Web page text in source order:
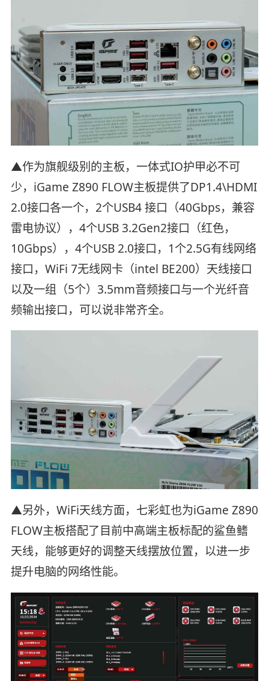
▲作为旗舰级别的主板，一体式IO护甲必不可
少，iGame Z890 FLOW主板提供了DP1.4\HDMI
2.0接口各一个，2个USB4 接口（40Gbps，兼容
雷电协议），4个USB 3.2Gen2接口（红色，
10Gbps），4个USB 2.0接口，1个2.5G有线网络
接口，WiFi 7无线网卡（intel BE200）天线接口
以及一组（5个）3.5mm音频接口与一个光纤音
频输出接口，可以说非常齐全。
▲另外，WiFi天线方面，七彩虹也为iGame Z890
FLOW主板搭配了目前中高端主板标配的鲨鱼鳍
天线，能够更好的调整天线摆放位置，以进一步
提升电脑的网络性能。